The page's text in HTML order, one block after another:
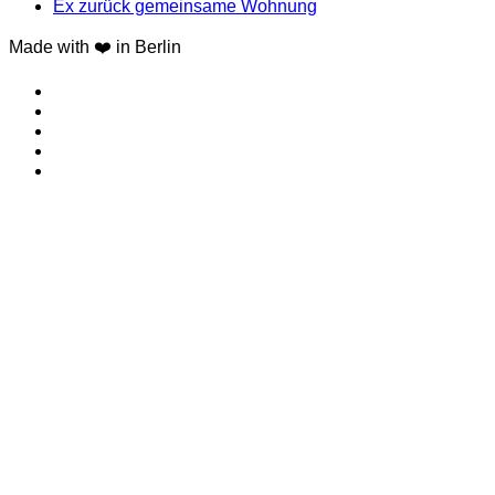
Ex zurück gemeinsame Wohnung
Made with ❤️ in Berlin